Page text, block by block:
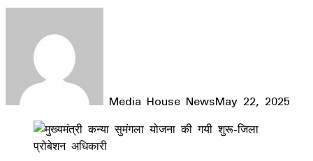
Media House NewsMay 22, 2025
Facebook
LinkedIn
WhatsApp
Telegram